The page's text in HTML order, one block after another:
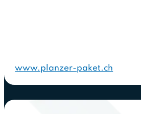
www.planzer-paket.ch